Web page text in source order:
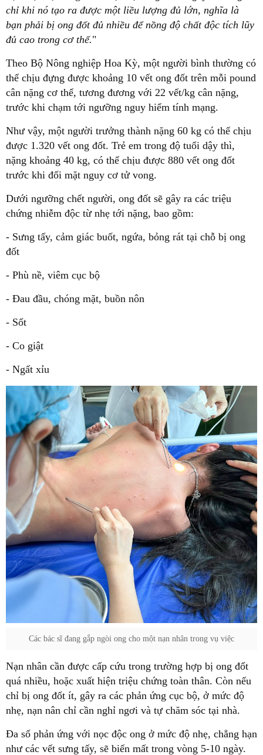
chỉ khi nó tạo ra được một liều lượng đủ lớn, nghĩa là
bạn phải bị ong đốt đủ nhiều để nồng độ chất độc tích lũy
đủ cao trong cơ thể."
Theo Bộ Nông nghiệp Hoa Kỳ, một người bình thường có
thể chịu đựng được khoảng 10 vết ong đốt trên mỗi pound
cân nặng cơ thể, tương đương với 22 vết/kg cân nặng,
trước khi chạm tới ngưỡng nguy hiểm tính mạng.
Như vậy, một người trưởng thành nặng 60 kg có thể chịu
được 1.320 vết ong đốt. Trẻ em trong độ tuổi dậy thì,
nặng khoảng 40 kg, có thể chịu được 880 vết ong đốt
trước khi đối mặt nguy cơ tử vong.
Dưới ngưỡng chết người, ong đốt sẽ gây ra các triệu
chứng nhiễm độc từ nhẹ tới nặng, bao gồm:
- Sưng tấy, cảm giác buốt, ngứa, bỏng rát tại chỗ bị ong
đốt
- Phù nề, viêm cục bộ
- Đau đầu, chóng mặt, buồn nôn
- Sốt
- Co giật
- Ngất xỉu
Các bác sĩ đang gắp ngòi ong cho một nạn nhân trong vụ việc
Nạn nhân cần được cấp cứu trong trường hợp bị ong đốt
quá nhiều, hoặc xuất hiện triệu chứng toàn thân. Còn nếu
chỉ bị ong đốt ít, gây ra các phản ứng cục bộ, ở mức độ
nhẹ, nạn nân chỉ cần nghỉ ngơi và tự chăm sóc tại nhà.
Đa số phản ứng với nọc độc ong ở mức độ nhẹ, chẳng hạn
như các vết sưng tấy, sẽ biến mất trong vòng 5-10 ngày.